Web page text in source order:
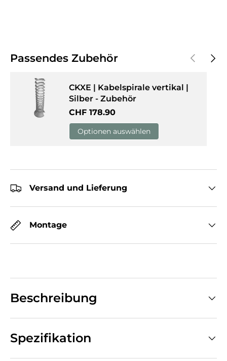
Passendes Zubehör Vorherige
CKXE | Kabelspirale vertikal |
Silber - Zubehör
Normaler Preis
CHF 178.90
Optionen auswählen
Versand und Lieferung
Montage
Beschreibung
Spezifikation